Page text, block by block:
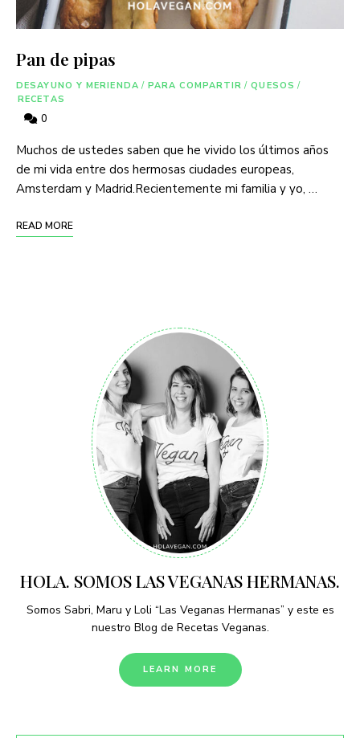
Pan de pipas
DESAYUNO Y MERIENDA / PARA COMPARTIR / QUESOS /
RECETAS
0
Muchos de ustedes saben que he vivido los últimos años
de mi vida entre dos hermosas ciudades europeas,
Amsterdam y Madrid.Recientemente mi familia y yo, …
READ MORE
HOLA. SOMOS LAS VEGANAS HERMANAS.
Somos Sabri, Maru y Loli “Las Veganas Hermanas” y este es
nuestro Blog de Recetas Veganas.
LEARN MORE